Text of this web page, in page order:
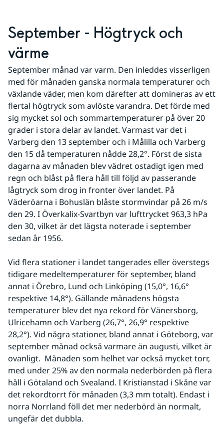
September - Högtryck och
värme
September månad var varm. Den inleddes visserligen
med för månaden ganska normala temperaturer och
växlande väder, men kom därefter att domineras av ett
flertal högtryck som avlöste varandra. Det förde med
sig mycket sol och sommartemperaturer på över 20
grader i stora delar av landet. Varmast var det i
Varberg den 13 september och i Målilla och Varberg
den 15 då temperaturen nådde 28,2°. Först de sista
dagarna av månaden blev vädret ostadigt igen med
regn och blåst på flera håll till följd av passerande
lågtryck som drog in fronter över landet. På
Väderöarna i Bohuslän blåste stormvindar på 26 m/s
den 29. I Överkalix-Svartbyn var lufttrycket 963,3 hPa
den 30, vilket är det lägsta noterade i september
sedan år 1956.
Vid flera stationer i landet tangerades eller överstegs
tidigare medeltemperaturer för september, bland
annat i Örebro, Lund och Linköping (15,0°, 16,6°
respektive 14,8°). Gällande månadens högsta
temperaturer blev det nya rekord för Vänersborg,
Ulricehamn och Varberg (26,7°, 26,9° respektive
28,2°). Vid några stationer, bland annat i Göteborg, var
september månad också varmare än augusti, vilket är
ovanligt.  Månaden som helhet var också mycket torr,
med under 25% av den normala nederbörden på flera
håll i Götaland och Svealand. I Kristianstad i Skåne var
det rekordtorrt för månaden (3,3 mm totalt). Endast i
norra Norrland föll det mer nederbörd än normalt,
ungefär det dubbla.